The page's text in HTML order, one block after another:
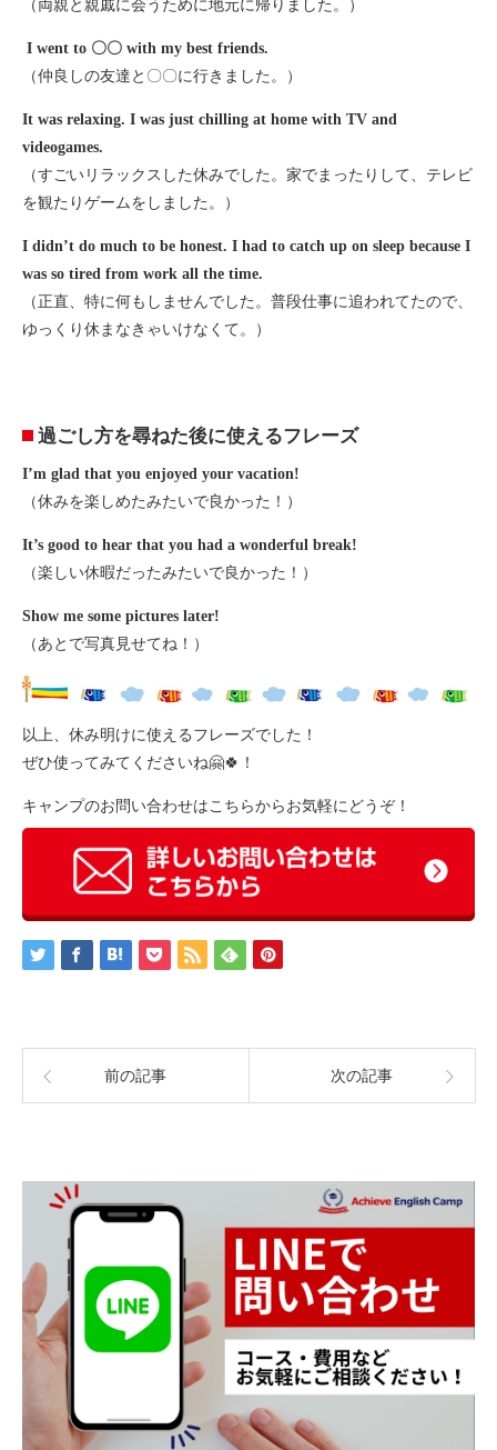
（両親と親戚に会うために地元に帰りました。）
I went to 〇〇 with my best friends.
（仲良しの友達と〇〇に行きました。）
It was relaxing. I was just chilling at home with TV and
videogames.
（すごいリラックスした休みでした。家でまったりして、テレビ
を観たりゲームをしました。）
I didn’t do much to be honest. I had to catch up on sleep because I
was so tired from work all the time.
（正直、特に何もしませんでした。普段仕事に追われてたので、
ゆっくり休まなきゃいけなくて。）
過ごし方を尋ねた後に使えるフレーズ
I’m glad that you enjoyed your vacation!
（休みを楽しめたみたいで良かった！）
It’s good to hear that you had a wonderful break!
（楽しい休暇だったみたいで良かった！）
Show me some pictures later!
（あとで写真見せてね！）
以上、休み明けに使えるフレーズでした！
ぜひ使ってみてくださいね🤗🍀！
キャンプのお問い合わせはこちらからお気軽にどうぞ！
前の記事 次の記事